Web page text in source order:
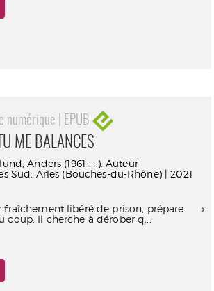
numérique | EPUB
ME BALANCES
Anders (1961-....). Auteur
Sud. Arles (Bouches-du-Rhône) | 2021
fraîchement libéré de prison, prépare
coup. Il cherche à dérober q...